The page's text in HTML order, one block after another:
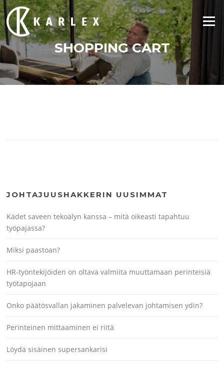
Siirry
suoraan
sisältöön
Valikko
SHOPPING CART
JOHTAJUUSHAKKERIN UUSIMMAT
Kädet saveen tekoälyn kanssa – mitä oikeasti tapahtuu
työpajassa?
Miksi paastoan?
HR-työntekijöiden on oltava valmiita muuttamaan perinteisiä
työtapojaan
Onko päätösvallan jakaminen palvelevan johtamisen ydin?
Perinteinen mittaaminen ei riitä
Löydä sisäinen supersankarisi